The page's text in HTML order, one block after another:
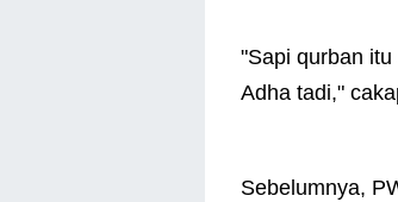
"Sapi qurban
Adha tadi,"
Sebelumnya,